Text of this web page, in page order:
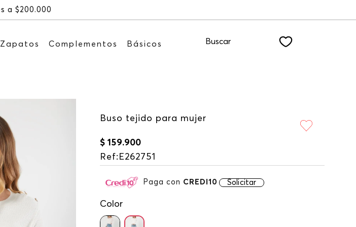
Recibe: 15%OFF suscribiéndote a nuestro NEWSLETTER
Zapatos Complementos Básicos Buscar
Buso tejido para mujer
$ 159.900
Ref: E262751
Paga con CREDI10 Solicitar
Color